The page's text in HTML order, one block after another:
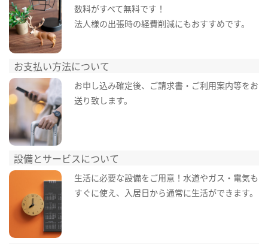
数料がすべて無料です！
法人様の出張時の経費削減にもおすすめです。
お支払い方法について
お申し込み確定後、ご請求書・ご利用案内等をお
送り致します。
設備とサービスについて
生活に必要な設備をご用意！水道やガス・電気も
すぐに使え、入居日から通常に生活ができます。